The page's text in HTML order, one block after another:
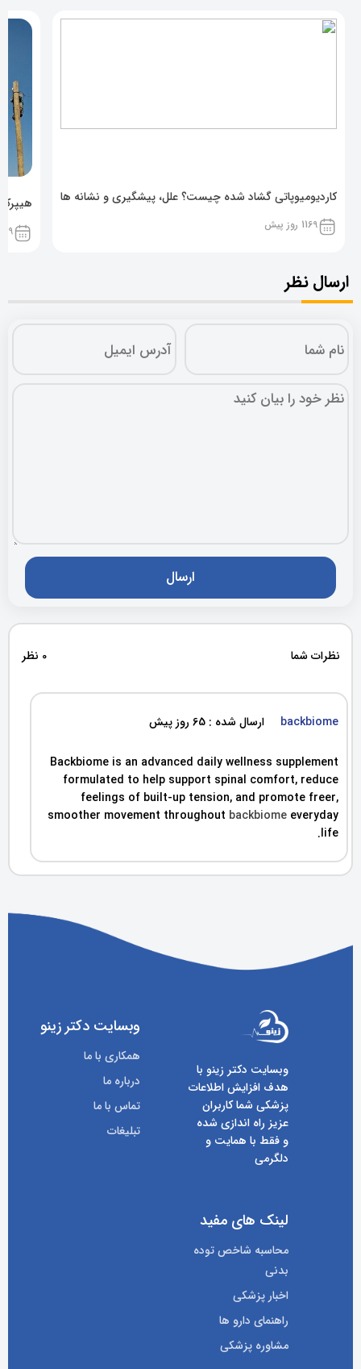
کاردیومیوپاتی گشاد شده چیست؟ علل، پیشگیری و نشانه ها
1169 روز پیش 1169
ارسال نظر
نظرات شما 0 نظر
backbiome ارسال شده : 65 روز پیش
Backbiome is an advanced daily wellness supplement
formulated to help support spinal comfort, reduce
feelings of built-up tension, and promote freer,
smoother movement throughout backbiome everyday
life.
وبسایت دکتر زینو با
هدف افزایش اطلاعات
پزشکی شما کاربران
عزیز راه اندازی شده
و فقط با همایت و
دلگرمی
وبسایت دکتر زینو
همکاری با ما
درباره ما
تماس با ما
تبلیغات
لینک های مفید
محاسبه شاخص توده
بدنی
اخبار پزشکی
راهنمای دارو ها
مشاوره پزشکی